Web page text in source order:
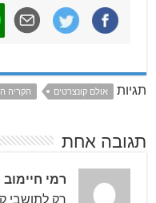
תגיות אולם קונצרטים הקריה
תגובה אחת
רמי חיימוב
רק לתושבי